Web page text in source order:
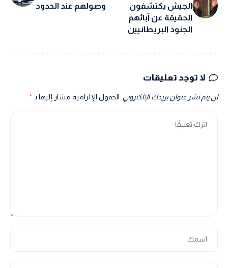
الجيش يكتشفون
الحقيقة عن آبائهم
الجنود البريطانيين
وصولهم عند الحدود
لا توجد تعليقات
لن يتم نشر عنوان بريدك الإلكتروني. الحقول الإلزامية مشار إليها بـ